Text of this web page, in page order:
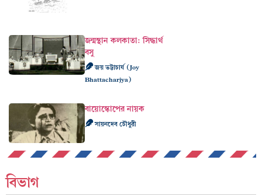
জন্মস্থান কলকাতা: সিদ্ধার্থ
বসু
জয় ভট্টাচার্য (Joy
Bhattacharjya)
বায়োস্কোপের নায়ক
সায়নদেব চৌধুরী
বিভাগ